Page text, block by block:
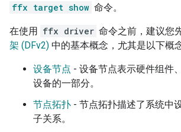
ffx target show 命令。
在使用 ffx driver 命令之前，建议您
架 (DFv2) 中的基本概念，尤其是以下概
设备节点 - 设备节点表示硬件组件
设备的一部分。
节点拓扑 - 节点拓扑描述了系统中
子关系。